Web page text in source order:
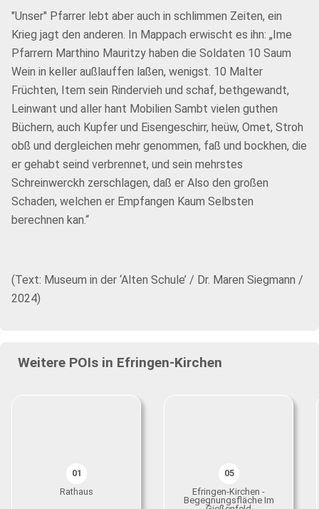
"Unser" Pfarrer lebt aber auch in schlimmen Zeiten, ein
Krieg jagt den anderen. In Mappach erwischt es ihn: „Ime
Pfarrern Marthino Mauritzy haben die Soldaten 10 Saum
Wein in keller außlauffen laßen, wenigst. 10 Malter
Früchten, Item sein Rindervieh und schaf, bethgewandt,
Leinwant und aller hant Mobilien Sambt vielen guthen
Büchern, auch Kupfer und Eisengeschirr, heüw, Omet, Stroh
obß und dergleichen mehr genommen, faß und bockhen, die
er gehabt seind verbrennet, und sein mehrstes
Schreinwerckh zerschlagen, daß er Also den großen
Schaden, welchen er Empfangen Kaum Selbsten
berechnen kan.“
(Text: Museum in der ‘Alten Schule’ / Dr. Maren Siegmann /
2024)
Weitere POIs in Efringen-Kirchen
01
Rathaus
05
Efringen-Kirchen -
Begegnungsfläche Im